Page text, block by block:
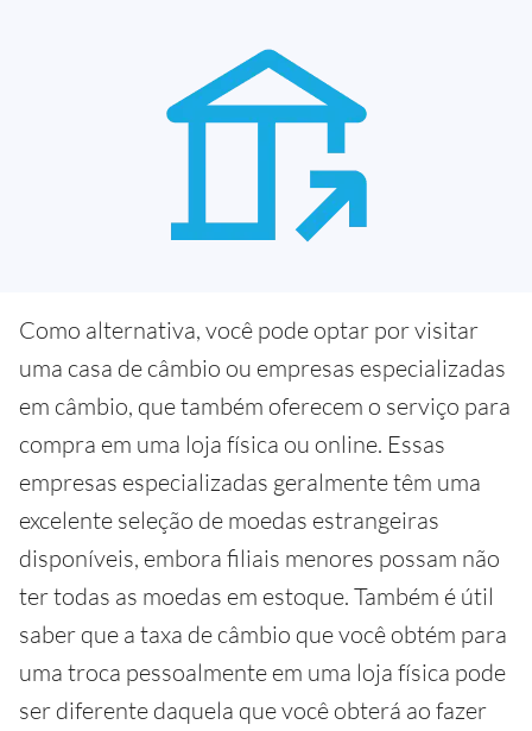
Como alternativa, você pode optar por visitar
uma casa de câmbio ou empresas especializadas
em câmbio, que também oferecem o serviço para
compra em uma loja física ou online. Essas
empresas especializadas geralmente têm uma
excelente seleção de moedas estrangeiras
disponíveis, embora filiais menores possam não
ter todas as moedas em estoque. Também é útil
saber que a taxa de câmbio que você obtém para
uma troca pessoalmente em uma loja física pode
ser diferente daquela que você obterá ao fazer